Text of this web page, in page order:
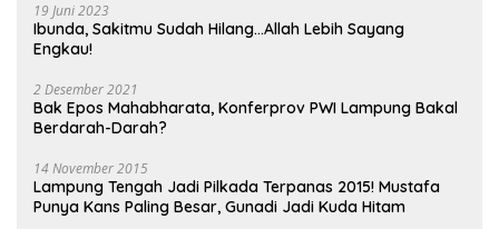
19 Juni 2023
Ibunda, Sakitmu Sudah Hilang…Allah Lebih Sayang
Engkau!
2 Desember 2021
Bak Epos Mahabharata, Konferprov PWI Lampung Bakal
Berdarah-Darah?
14 November 2015
Lampung Tengah Jadi Pilkada Terpanas 2015! Mustafa
Punya Kans Paling Besar, Gunadi Jadi Kuda Hitam